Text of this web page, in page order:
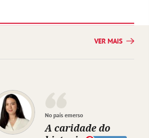
VER MAIS
No país emerso
A caridade do